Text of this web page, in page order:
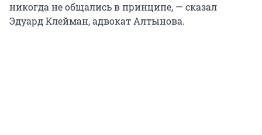
никогда не общались в принципе, — сказал
Эдуард Клейман, адвокат Алтынова.